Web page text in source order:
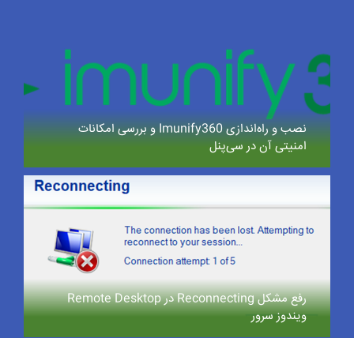
نصب و راه‌اندازی Imunify360 و بررسی امکانات
امنیتی آن در سی‌پنل
رفع مشکل Reconnecting در Remote Desktop
ویندوز سرور